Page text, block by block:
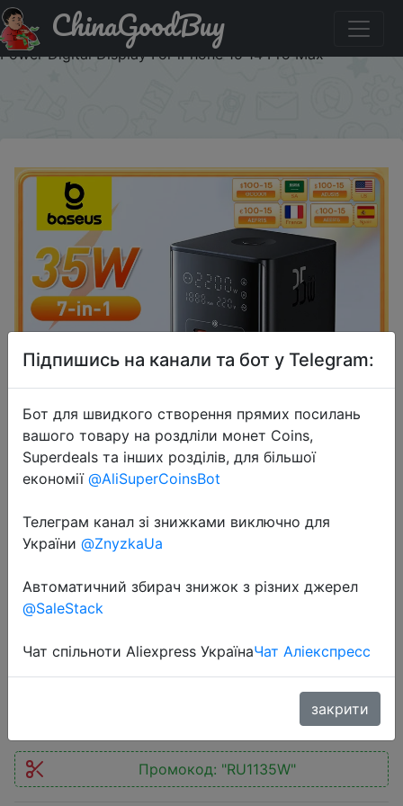
Придбати по знижці RU1135W Baseus 35W Fast Charging
Digital Power Strip 7-in-1 Charging Station 4000W Rated
Power Digital Display For iPhone 15 14 Pro Max
ChinaGoodBuy
2023-11-11
Baseus 35W Fast Charging Digital
Power Strip 7-in-1 Charging Station
4000W Rated Power Digital Display
Промокод: "RU1135W"
Підпишись на канали та бот у Telegram:
Бот для швидкого створення прямих посилань
вашого товару на роздліли монет Coins,
Superdeals та інших розділів, для більшої
економії @AliSuperCoinsBot
Телеграм канал зі знижками виключно для
України @ZnyzkaUa
Автоматичний збирач знижок з різних джерел
@SaleStack
Чат спільноти Aliexpress УкраїнаЧат Аліекспресс
закрити